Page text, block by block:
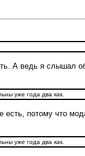
А ведь я слышал
уже года два как.
потому что
уже года два как.